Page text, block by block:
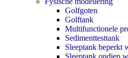
Golfgoten
Golftank
Multifunctionele
Sedimenttesttank
Sleeptank beperkt